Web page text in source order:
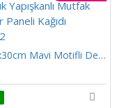
10 Adet 30x30cm Mavi Motifli Desen Köpük Yapışkanlı Mutfak Banyo Duvar Paneli Kağıdı CYCZT00212